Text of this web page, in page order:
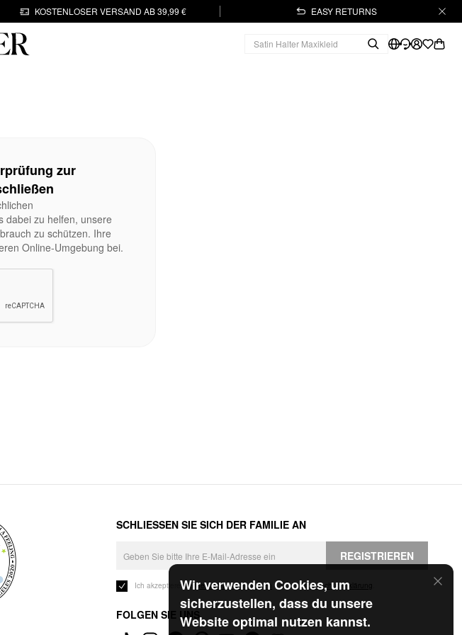
KOSTENLOSER VERSAND AB 39,99 € EASY RETURNS
Wir verwenden Cookies, um
sicherzustellen, dass du unsere
Website optimal nutzen kannst.
zur
dabei zu helfen, unsere
zu schützen. Ihre
Online-Umgebung bei.
SCHLIESSEN SIE SICH DER FAMILIE AN
REGISTRIEREN
Ich akzeptiere dieGeschäftsbedingungen und die Datenschutzerklärung
FOLGEN SIE UNS